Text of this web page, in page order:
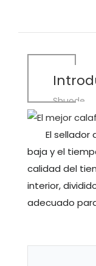
Shuode
El sellador
baja y el
calidad del
interior,
adecuado